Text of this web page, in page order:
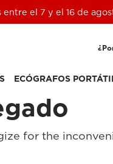
el 7 y el 16 de
ECÓGRAFOS
for the